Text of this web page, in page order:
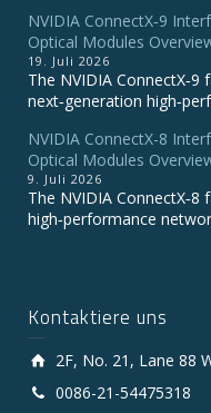
NVIDIA ConnectX‑9
Optical Modules
19. Juli 2026
The NVIDIA ConnectX‑9
next‑generation
NVIDIA ConnectX-8
Optical Modules
9. Juli 2026
The NVIDIA ConnectX‑8
high‑performance
Kontaktiere uns
2F, No. 21, Lane 88
0086-21-54475318